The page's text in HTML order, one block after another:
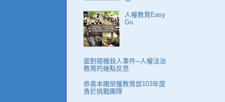
人權教育Easy
Go
面對隨機殺人事件─人權法治
教育的幾點反思
恭喜本團榮獲教育部103年度
勇於挑戰團隊